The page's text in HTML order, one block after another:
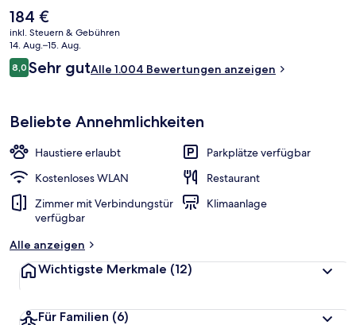
ebenfalls zum Angebot. Andere Reisende haben viel Gutes über
das hilfsbereite Personal zu berichten.
Der
aktuelle
Preis
beträgt
184 €.
184 €
inkl. Steuern & Gebühren
14. Aug.–15. Aug.
Bewertungen
8,08,0 von 10.
Sehr gutAlle 1.004 Bewertungen anzeigen
Beliebte Annehmlichkeiten
Haustiere erlaubt
Parkplätze verfügbar
Kostenloses WLAN
Restaurant
Zimmer mit Verbindungstür
verfügbar
Klimaanlage
Alle anzeigen
Wichtigste Merkmale (12)
Für Familien (6)